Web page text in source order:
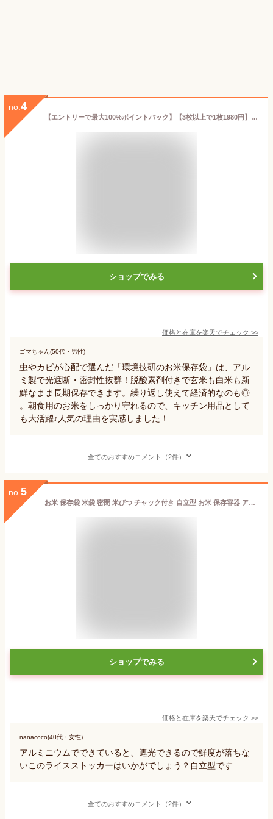
no. 4
【エントリーで最大100%ポイントバック】【3枚以上で1枚1980円】 お米 保存袋 5kg〜30kg袋用 脱酸素剤付属 真空パック 極厚 米ガード 無酸素 アルミ製 長期保存 酸化防止 防虫 防カビ 光遮断 30キロ 白米 玄米 備蓄米 長持ち 米保存袋 長期保存袋 真空 虫除け 環境技研
ショップでみる
価格と在庫を楽天でチェック >>
ゴマちゃん(50代・男性)
虫やカビが心配で選んだ「環境技研のお米保存袋」は、アル
ミ製で光遮断・密封性抜群！脱酸素剤付きで玄米も白米も新
鮮なまま長期保存できます。繰り返し使えて経済的なのも◎
。朝食用のお米をしっかり守れるので、キッチン用品として
も大活躍♪人気の理由を実感しました！
全てのおすすめコメント（2件）
no. 5
お米 保存袋 米袋 密閉 米びつ チャック付き 自立型 お米 保存容器 アルミ袋 ライスストッカー ライスボックス 米櫃 ジッパー付き 商品ラベル付き 遮光 おしゃれ スリム 冷蔵庫 野菜室 鮮度 食品 コンパクト キッチン 便利グッズ 雑穀米 洗える 長持ち
ショップでみる
価格と在庫を楽天でチェック >>
nanacoco(40代・女性)
アルミニウムでできていると、遮光できるので鮮度が落ちな
いこのライスストッカーはいかがでしょう？自立型です
全てのおすすめコメント（2件）